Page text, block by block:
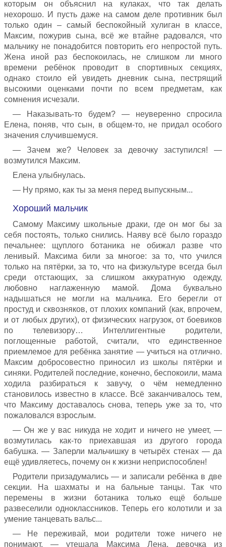
которым он объяснил на кулаках, что так делать
нехорошо. И пусть даже на самом деле противник был
только один – самый беспокойный хулиган в классе,
Максим, пожурив сына, всё же втайне радовался, что
мальчику не понадобится повторить его непростой путь.
Жена иной раз беспокоилась, не слишком ли много
времени ребёнок проводит в спортивных секциях,
однако стоило ей увидеть дневник сына, пестрящий
высокими оценками почти по всем предметам, как
сомнения исчезали.
— Наказывать-то будем? — неуверенно спросила
Елена, поняв, что сын, в общем-то, не придал особого
значения случившемуся.
— Зачем же? Человек за девочку заступился! —
возмутился Максим.
Елена улыбнулась.
— Ну прямо, как ты за меня перед выпускным...
Хороший мальчик
Самому Максиму школьные драки, где он мог бы за
себя постоять, только снились. Наяву всё было гораздо
печальнее: щуплого ботаника не обижал разве что
ленивый. Максима били за многое: за то, что учился
только на пятёрки, за то, что на физкультуре всегда был
среди отстающих, за слишком аккуратную одежду,
любовно наглаженную мамой. Дома буквально
надышаться не могли на мальчика. Его берегли от
простуд и сквозняков, от плохих компаний (как, впрочем,
и от любых других), от физических нагрузок, от боевиков
по телевизору… Интеллигентные родители,
поглощенные работой, считали, что единственное
приемлемое для ребёнка занятие — учиться на отлично.
Максим добросовестно приносил из школы пятёрки и
синяки. Родителей последние, конечно, беспокоили, мама
ходила разбираться к завучу, о чём немедленно
становилось известно в классе. Всё заканчивалось тем,
что Максиму доставалось снова, теперь уже за то, что
пожаловался взрослым.
— Он же у вас никуда не ходит и ничего не умеет, —
возмутилась как-то приехавшая из другого города
бабушка. — Заперли мальчишку в четырёх стенах — да
ещё удивляетесь, почему он к жизни неприспособлен!
Родители призадумались — и записали ребёнка в две
секции. На шахматы и на бальные танцы. Так что
перемены в жизни ботаника только ещё больше
развеселили одноклассников. Теперь его колотили и за
умение танцевать вальс...
— Не переживай, мои родители тоже ничего не
понимают, — утешала Максима Лена, девочка из